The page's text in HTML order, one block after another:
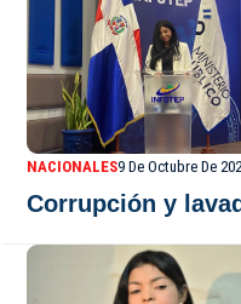
NACIONALES9 De Octubre De
Corrupción y